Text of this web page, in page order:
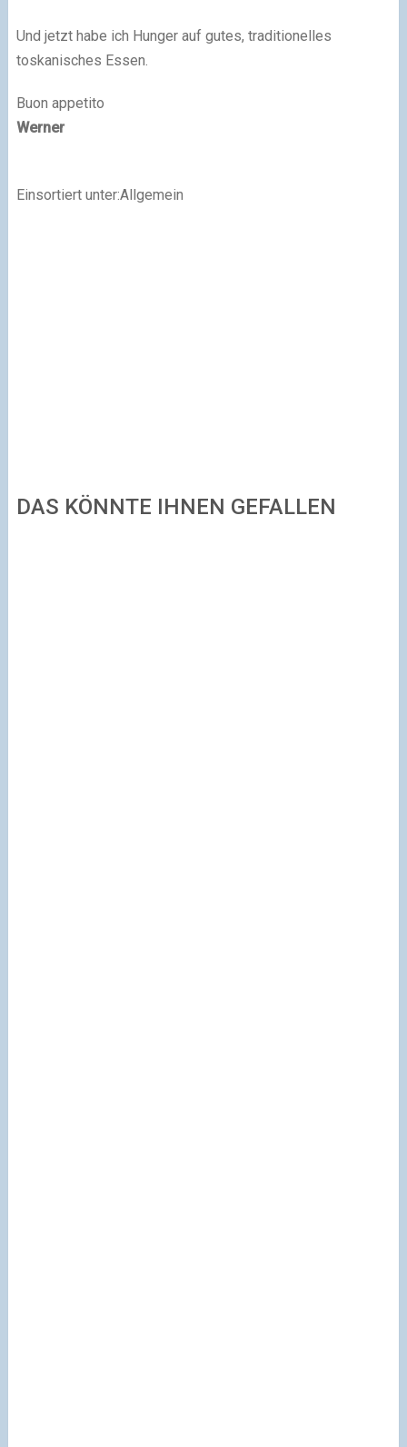
Und jetzt habe ich Hunger auf gutes, traditionelles
toskanisches Essen.
Buon appetito
Werner
Einsortiert unter:Allgemein
DAS KÖNNTE IHNEN GEFALLEN